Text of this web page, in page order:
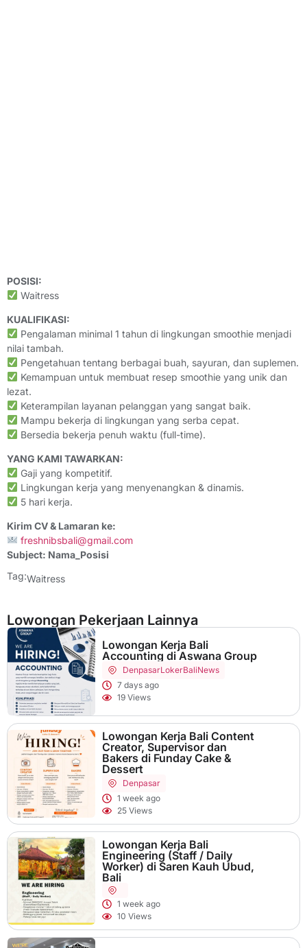
POSISI:
Waitress
KUALIFIKASI:
Pengalaman minimal 1 tahun di lingkungan smoothie menjadi
nilai tambah.
Pengetahuan tentang berbagai buah, sayuran, dan suplemen.
Kemampuan untuk membuat resep smoothie yang unik dan
lezat.
Keterampilan layanan pelanggan yang sangat baik.
Mampu bekerja di lingkungan yang serba cepat.
Bersedia bekerja penuh waktu (full-time).
YANG KAMI TAWARKAN:
Gaji yang kompetitif.
Lingkungan kerja yang menyenangkan & dinamis.
5 hari kerja.
Kirim CV & Lamaran ke:
freshnibsbali@gmail.com
Subject: Nama_Posisi
Tag:Waitress
Lowongan Pekerjaan Lainnya
Lowongan Kerja Bali
Accounting di Aswana Group
DenpasarLokerBaliNews
7 days ago
19 Views
Lowongan Kerja Bali Content
Creator, Supervisor dan
Bakers di Funday Cake &
Dessert
Denpasar
1 week ago
25 Views
Lowongan Kerja Bali
Engineering (Staff / Daily
Worker) di Saren Kauh Ubud,
Bali
1 week ago
10 Views